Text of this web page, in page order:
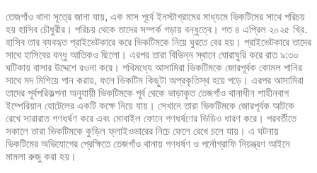
তেজগাঁও থানা সূত্রে জানা যায়, এক মাস পূর্বে ইনস্টাগ্রামের মাধ্যমে ভিকটিমের সাথে পরিচয়
হয় হাসিব চৌধুরীর। পরিচয় থেকে তাদের সম্পর্ক গড়ায় বন্ধুত্বে। গত ৪ এপ্রিল ২০২৫ খ্রি.
হাসিব তার ব্যবহৃত প্রাইভেটকারে করে ভিকটিমকে নিয়ে ঘুরতে বের হয়। প্রাইভেটকারে তাদের
সাথে হাসিবের বন্ধু আতিকও ছিলো। এরপর তারা বিভিন্ন স্থানে ঘোরাঘুরি করে রাত ৯:৩০
ঘটিকায় বাসার উদ্দেশে রওনা করে। পথিমধ্যে আসামিরা ভিকটিমকে জোরপূর্বক কোমল পানির
সাথে মদ মিশিয়ে পান করায়, ফলে ভিকটিম কিছুটা অপ্রকৃতিস্থ হয়ে পড়ে। এরপর আসামিরা
তাদের পূর্বপরিকল্পনা অনুযায়ী ভিকটিমকে পূর্ব থেকে ভাড়াকৃত তেজগাঁও থানাধীন শাহীনবাগ
ইম্পেরিয়ান হোটেলের একটি কক্ষে নিয়ে যায়। সেখানে তারা ভিকটিমকে জোরপূর্বক আটকে
রেখে সারারাত গণধর্ষণ করে এবং মোবাইল ফোনে গণধর্ষণের ভিডিও ধারণ করে। পরবর্তীতে
সকালে তারা ভিকটিমকে কুড়িল ফ্লাইওভারের নিচে ফেলে রেখে চলে যায়। এ ঘটনায়
ভিকটিমের অভিযোগের প্রেক্ষিতে তেজগাঁও থানায় গণধর্ষণ ও পর্নোগ্রাফি নিয়ন্ত্রণ আইনে
মামলা রুজু করা হয়।